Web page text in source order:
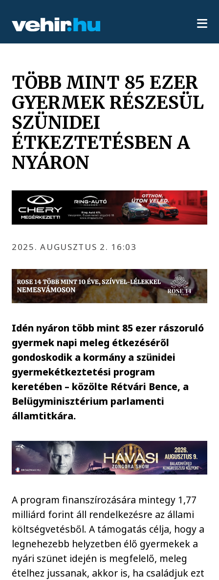
TÖBB MINT 85 EZER
GYERMEK RÉSZESÜL
SZÜNIDEI
ÉTKEZTETÉSBEN A
NYÁRON
2025. AUGUSZTUS 2. 16:03
Idén nyáron több mint 85 ezer rászoruló
gyermek napi meleg étkezéséről
gondoskodik a kormány a szünidei
gyermekétkeztetési program
keretében – közölte Rétvári Bence, a
Belügyminisztérium parlamenti
államtitkára.
A program finanszírozására mintegy 1,77
milliárd forint áll rendelkezésre az állami
költségvetésből. A támogatás célja, hogy a
legnehezebb helyzetben élő gyermekek a
nyári szünet idején is megfelelő, meleg
ételhez jussanak, akkor is, ha családjuk ezt